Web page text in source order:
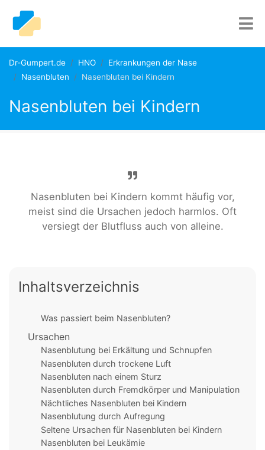
Dr-Gumpert.de HNO
Erkrankungen der Nase
Nasenbluten
Nasenbluten bei Kindern
Nasenbluten bei Kindern
Nasenbluten bei Kindern kommt häufig vor,
meist sind die Ursachen jedoch harmlos. Oft
versiegt der Blutfluss auch von alleine.
Inhaltsverzeichnis
Was passiert beim Nasenbluten?
Ursachen
Nasenblutung bei Erkältung und Schnupfen
Nasenbluten durch trockene Luft
Nasenbluten nach einem Sturz
Nasenbluten durch Fremdkörper und Manipulation
Nächtliches Nasenbluten bei Kindern
Nasenblutung durch Aufregung
Seltene Ursachen für Nasenbluten bei Kindern
Nasenbluten bei Leukämie